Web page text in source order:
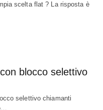
scelta flat ? La risposta è
blocco selettivo
selettivo chiamanti